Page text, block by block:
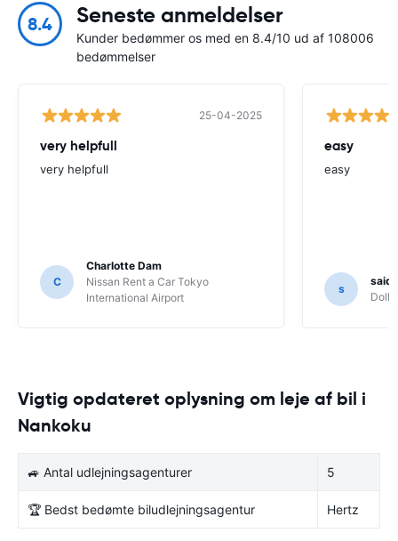
8.4 Seneste anmeldelser
Kunder bedømmer os med en 8.4/10 ud af 108006
bedømmelser
25-04-2025
very helpfull
very helpfull
C
Charlotte Dam
Nissan Rent a Car Tokyo
International Airport
easy
easy
s
said
Vigtig opdateret oplysning om leje af bil i
Nankoku
🚙 Antal udlejningsagenturer 5
🏆 Bedst bedømte biludlejningsagentur Hertz